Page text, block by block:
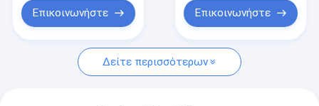
το ήμισυ
Επικοινωνήστε Επικοινωνήστε
Δείτε περισσότερων